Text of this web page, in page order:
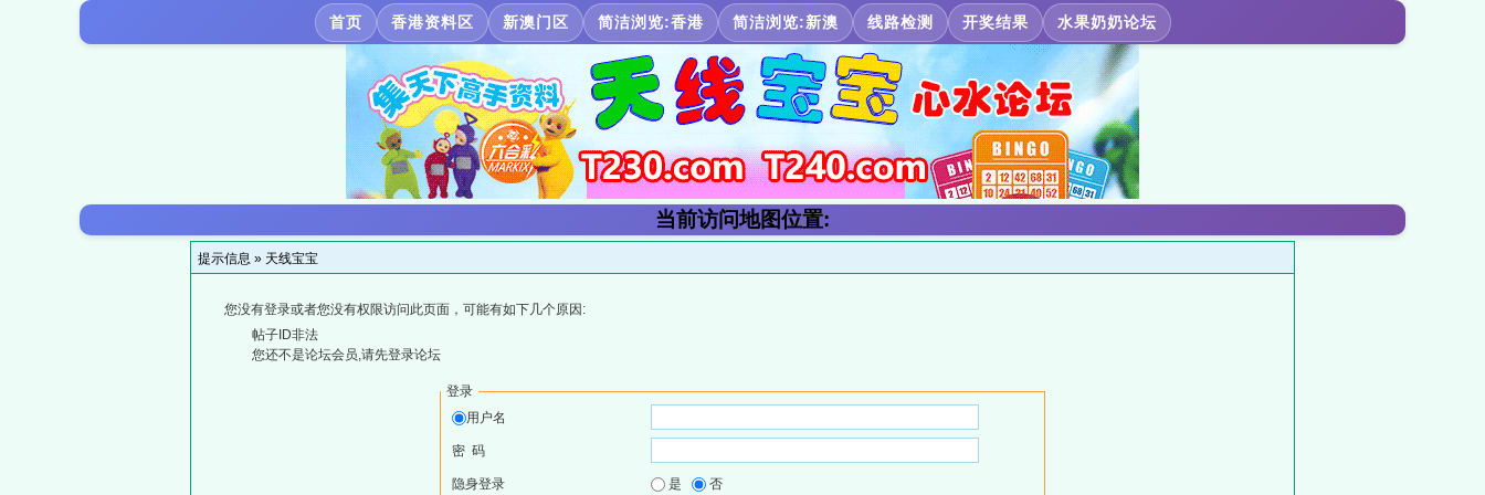
首页 香港资料区 新澳门区 简洁浏览:香港 简洁浏览:新澳 线路检测 开奖结果 水果奶奶论坛
当前访问地图位置:
提示信息 » 天线宝宝
您没有登录或者您没有权限访问此页面，可能有如下几个原因:
帖子ID非法
您还不是论坛会员,请先登录论坛
登录
用户名
密 码
隐身登录 是 否